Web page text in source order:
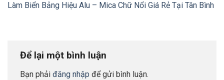
Làm Biển Bảng Hiệu Alu – Mica Chữ Nổi Giá Rẻ Tại Tân Bình
Để lại một bình luận
Bạn phải đăng nhập để gửi bình luận.